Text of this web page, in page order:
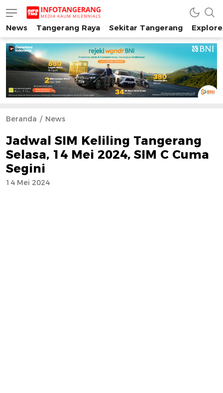
INFO TANGERANG
Media Kaum Millenials Tangerang Raya
News Tangerang Raya Sekitar Tangerang
Beranda News
Jadwal SIM Keliling Tangerang
Selasa, 14 Mei 2024, SIM C Cuma
Segini
14 Mei 2024